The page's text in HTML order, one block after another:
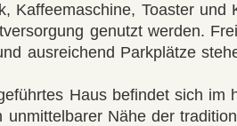
Kaffeemaschine, Toaster und
genutzt werden.
ausreichend Parkplätze
Haus befindet sich im
unmittelbarer Nähe der